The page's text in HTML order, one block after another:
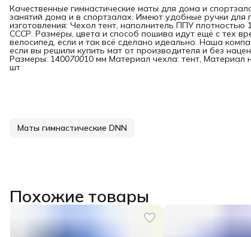
Качественные гимнастические маты для дома и
занятий дома и в спортзалах. Имеют удобные ручки
изготовления: Чехол тент, наполнитель ППУ
СССР. Размеры, цвета и способ пошива идут ещё с тех
велосипед, если и так всё сделано идеально. Наша
если вы решили купить мат от производителя и без
Размеры: 140070010 мм Материал чехла: тент, Материал
шт
Маты гимнастические DNN
Похожие товары